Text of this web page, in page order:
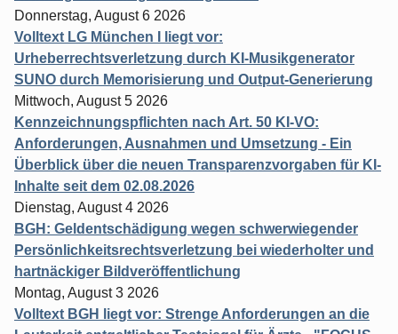
Donnerstag, August 6 2026
Volltext LG München I liegt vor:
Urheberrechtsverletzung durch KI-Musikgenerator
SUNO durch Memorisierung und Output-Generierung
Mittwoch, August 5 2026
Kennzeichnungspflichten nach Art. 50 KI-VO:
Anforderungen, Ausnahmen und Umsetzung - Ein
Überblick über die neuen Transparenzvorgaben für KI-
Inhalte seit dem 02.08.2026
Dienstag, August 4 2026
BGH: Geldentschädigung wegen schwerwiegender
Persönlichkeitsrechtsverletzung bei wiederholter und
hartnäckiger Bildveröffentlichung
Montag, August 3 2026
Volltext BGH liegt vor: Strenge Anforderungen an die